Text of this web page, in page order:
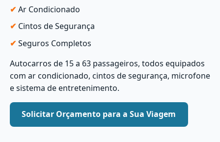
Ar Condicionado
Cintos de Segurança
Seguros Completos
Autocarros de 15 a 63 passageiros, todos equipados
com ar condicionado, cintos de segurança, microfone
e sistema de entretenimento.
Solicitar Orçamento para a Sua Viagem